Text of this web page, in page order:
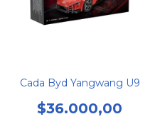
Cada Byd Yangwang U9
$36.000,00